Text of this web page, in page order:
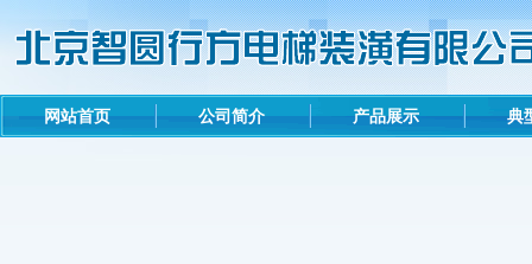
网站首页 公司简介 产品展示 典